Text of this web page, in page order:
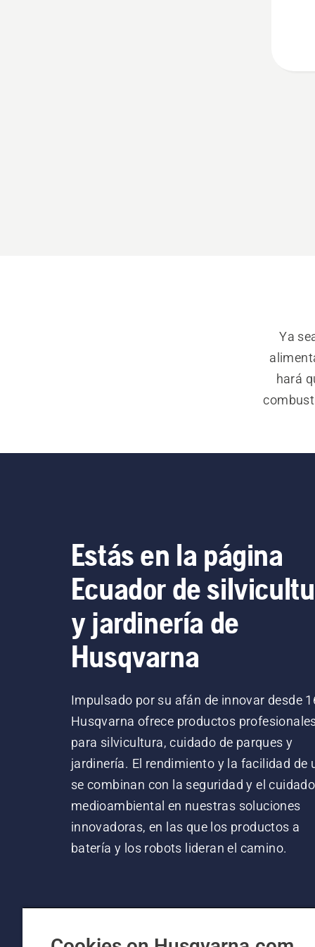
Ya
hará
Estás en la página
Ecuador de
y jardinería de
Husqvarna
Impulsado por su afán de innovar desde
Husqvarna ofrece productos
para silvicultura, cuidado de parques y
jardinería. El rendimiento y la facilidad de
se combinan con la seguridad y el cuidado
medioambiental en nuestras soluciones
innovadoras, en las que los productos a
batería y los robots lideran el camino.